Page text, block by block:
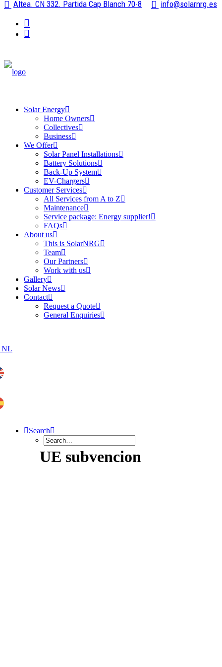
Altea. CN 332. Partida Cap Blanch 70-8 info@solarnrg.es
Solar Energy
Home Owners
Collectives
Business
We Offer
Solar Panel Installations
Battery Solutions
Back-Up System
EV-Chargers
Customer Services
All Services from A to Z
Maintenance
Service package: Energy supplier!
FAQs
About us
This is SolarNRG
Team
Our Partners
Work with us
Gallery
Solar News
Contact
Request a Quote
General Enquiries
Search
UE subvencion